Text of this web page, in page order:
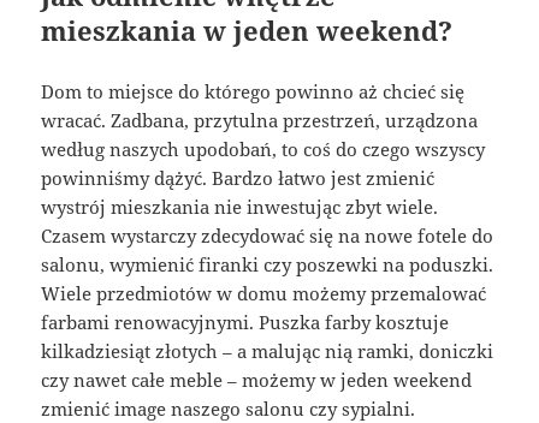
mieszkania w jeden weekend?
Dom to miejsce do którego powinno aż chcieć się
wracać. Zadbana, przytulna przestrzeń, urządzona
według naszych upodobań, to coś do czego wszyscy
powinniśmy dążyć. Bardzo łatwo jest zmienić
wystrój mieszkania nie inwestując zbyt wiele.
Czasem wystarczy zdecydować się na nowe fotele do
salonu, wymienić firanki czy poszewki na poduszki.
Wiele przedmiotów w domu możemy przemalować
farbami renowacyjnymi. Puszka farby kosztuje
kilkadziesiąt złotych – a malując nią ramki, doniczki
czy nawet całe meble – możemy w jeden weekend
zmienić image naszego salonu czy sypialni.